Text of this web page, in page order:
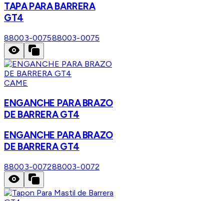
TAPA PARA BARRERA
GT4
88003-007588003-0075
CAME
ENGANCHE PARA BRAZO
DE BARRERA GT4
ENGANCHE PARA BRAZO
DE BARRERA GT4
88003-007288003-0072